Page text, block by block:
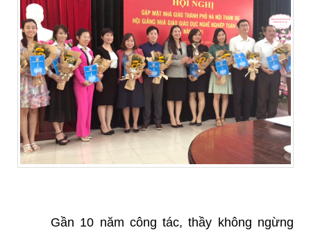
Gần 10 năm công tác, thầy không ngừng